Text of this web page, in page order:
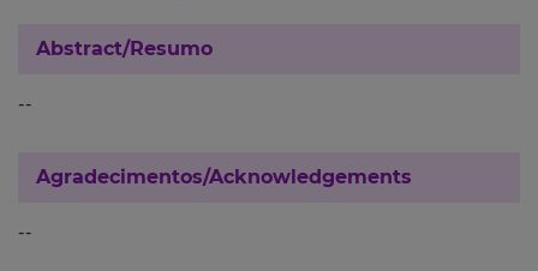
Abstract/Resumo
--
Agradecimentos/Acknowledgements
--